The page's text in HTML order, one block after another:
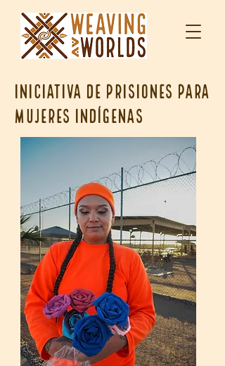
Iniciativa de prisiones para
mujeres indígenas